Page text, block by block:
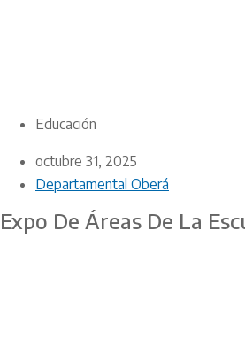
Educación
octubre 31, 2025
Departamental Oberá
Expo De Áreas De La